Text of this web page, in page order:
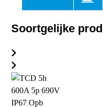
Soortgelijke